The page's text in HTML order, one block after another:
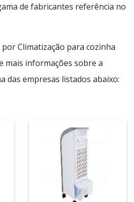
de fabricantes referência no
Climatização para cozinha
mais informações sobre a
das empresas listados abaixo: